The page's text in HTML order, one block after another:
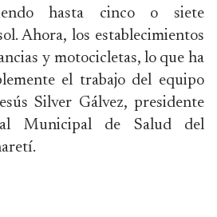
hasta cinco o siete
Ahora, los establecimientos
y motocicletas, lo que ha
el trabajo del equipo
Silver Gálvez, presidente
Municipal de Salud del